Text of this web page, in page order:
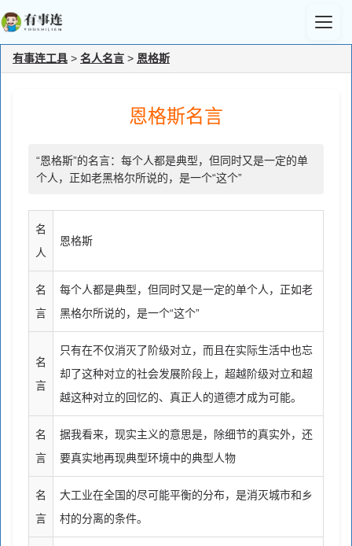
有事连工具 > 名人名言 > 恩格斯
恩格斯名言
“恩格斯”的名言：每个人都是典型，但同时又是一定的单
个人，正如老黑格尔所说的，是一个“这个”
名
人
恩格斯
名
言
每个人都是典型，但同时又是一定的单个人，正如老
黑格尔所说的，是一个“这个”
名
言
只有在不仅消灭了阶级对立，而且在实际生活中也忘
却了这种对立的社会发展阶段上，超越阶级对立和超
越这种对立的回忆的、真正人的道德才成为可能。
名
言
据我看来，现实主义的意思是，除细节的真实外，还
要真实地再现典型环境中的典型人物
名
言
大工业在全国的尽可能平衡的分布，是消灭城市和乡
村的分离的条件。